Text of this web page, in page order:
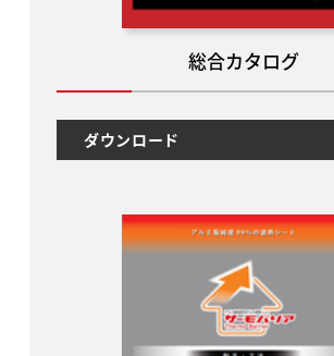
総合カタログ
ダウンロード